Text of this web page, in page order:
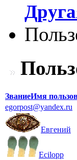
ЗваниеИмя
egorpost@yandex.ru
Евгений
Ecilopp